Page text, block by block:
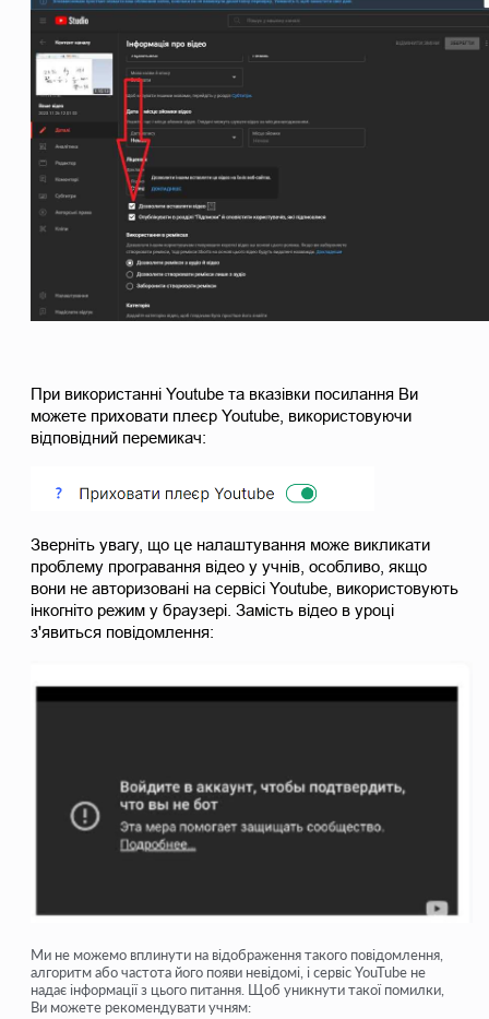
При використанні Youtube та вказівки посилання Ви
можете приховати плеєр Youtube, використовуючи
відповідний перемикач:
Зверніть увагу, що це налаштування може викликати
проблему програвання відео у учнів, особливо, якщо
вони не авторизовані на сервісі Youtube, використовують
інкогніто режим у браузері. Замість відео в уроці
з'явиться повідомлення:
Ми не можемо вплинути на відображення такого повідомлення,
алгоритм або частота його появи невідомі, і сервіс YouTube не
надає інформації з цього питання. Щоб уникнути такої помилки,
Ви можете рекомендувати учням: